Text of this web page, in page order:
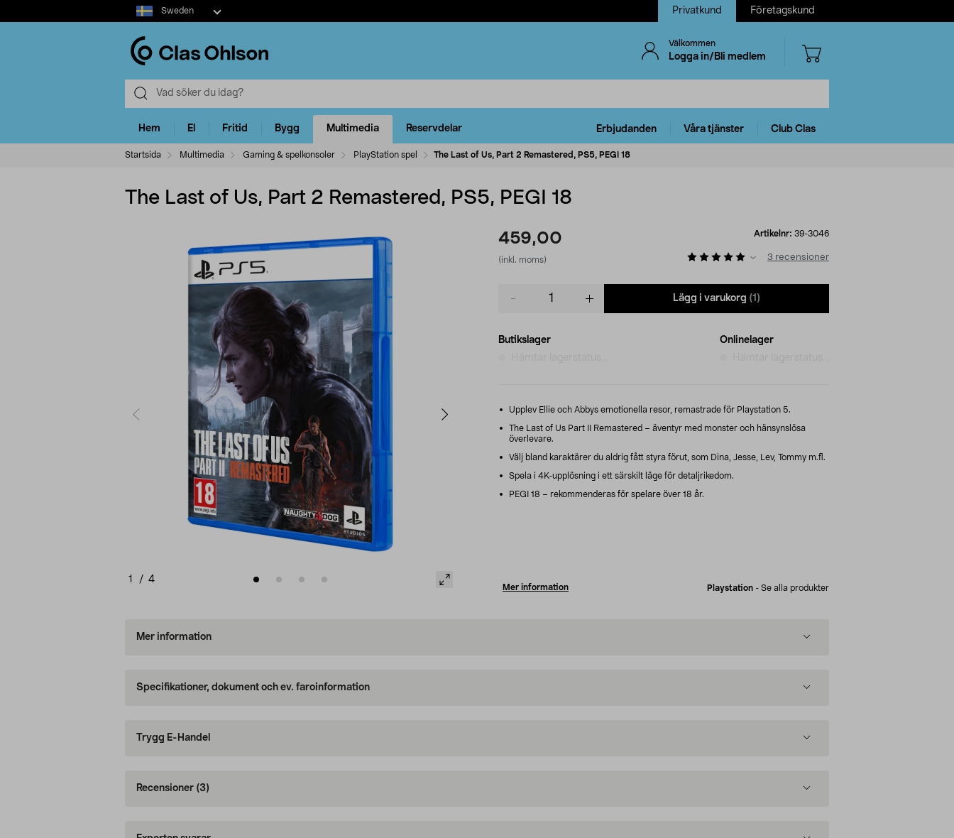
Select
market
Sweden Privatkund Företagskund
Välkommen
Logga in/Bli medlem
Hem El Fritid Bygg Multimedia Reservdelar Erbjudanden Våra tjänster Club Clas
Startsida Multimedia Gaming & spelkonsoler PlayStation spel The Last of Us, Part 2 Remastered, PS5, PEGI 18
The Last of Us, Part 2 Remastered, PS5, PEGI 18
1 / 4
459,00
(inkl. moms)
Artikelnr: 39-3046
3 recensioner
Lägg i varukorg (1)
Butikslager
Onlinelager
Upplev Ellie och Abbys emotionella resor, remastrade för Playstation 5.
The Last of Us Part II Remastered – äventyr med monster och hänsynslösa
överlevare.
Välj bland karaktärer du aldrig fått styra förut, som Dina, Jesse, Lev, Tommy m.fl.
Spela i 4K-upplösning i ett särskilt läge för detaljrikedom.
PEGI 18 – rekommenderas för spelare över 18 år.
Mer information Playstation - Se alla produkter
Mer information
Specifikationer, dokument och ev. faroinformation
Trygg E-Handel
Recensioner (3)